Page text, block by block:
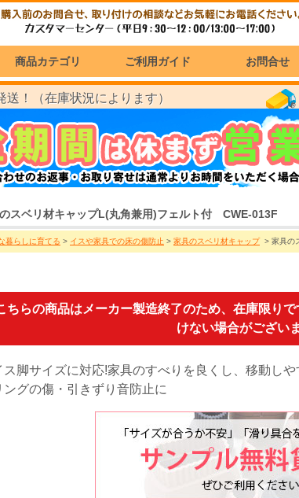
商品カテゴリ ご利用ガイド お問合せ
送！（在庫状況によります）
スベリ材キャップL(丸角兼用)フェルト付 CWE-013F
暮らしに育てる > イスや家具での床の傷防止 > 家具のスベリ材キャップ> 家具の
ちらの商品はメーカー製造終了のため、在庫限り
けない場合がござい
ス脚サイズに対応!家具のすべりを良くし、移動し
ングの傷・引きずり音防止に